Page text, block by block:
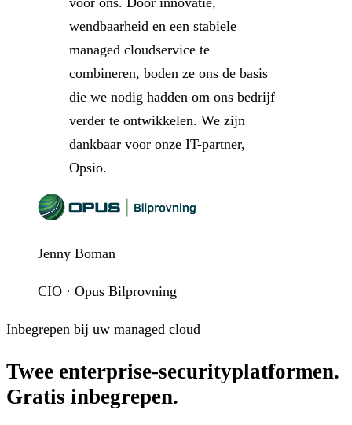
wendbaarheid en een stabiele
managed cloudservice te
combineren, boden ze ons de basis
die we nodig hadden om ons bedrijf
verder te ontwikkelen. We zijn
dankbaar voor onze IT-partner,
Opsio.
Jenny Boman
CIO · Opus Bilprovning
Inbegrepen bij uw managed cloud
Twee enterprise-securityplatformen.
Gratis inbegrepen.